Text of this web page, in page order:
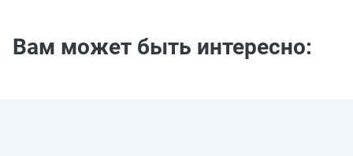
Вам может быть интересно: